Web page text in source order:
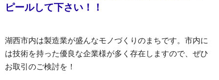
ピールして下さい！！
湖西市内は製造業が盛んなモノづくりのまちです。市内に
は技術を持った優良な企業様が多く存在しますので、ぜひ
お取引のご検討を！